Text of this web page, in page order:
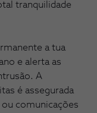
tranquilidade
a tua
e alerta as
A
é assegurada
comunicações